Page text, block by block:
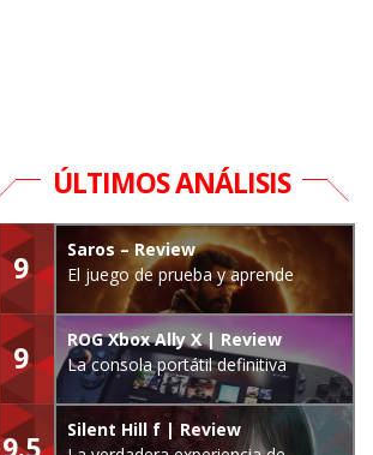
ÚLTIMOS ANÁLISIS
9
Saros – Review
El juego de prueba y aprende
9
ROG Xbox Ally X | Review
La consola portátil definitiva
9.5
Silent Hill f | Review